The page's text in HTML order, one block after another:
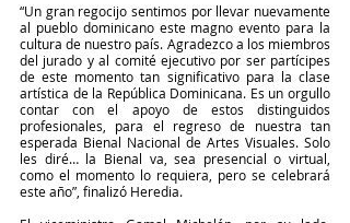
“Un gran regocijo sentimos por llevar nuevamente
al pueblo dominicano este magno evento para la
cultura de nuestro país. Agradezco a los miembros
del jurado y al comité ejecutivo por ser partícipes
de este momento tan significativo para la clase
artística de la República Dominicana. Es un orgullo
contar con el apoyo de estos distinguidos
profesionales, para el regreso de nuestra tan
esperada Bienal Nacional de Artes Visuales. Solo
les diré… la Bienal va, sea presencial o virtual,
como el momento lo requiera, pero se celebrará
este año”, finalizó Heredia.